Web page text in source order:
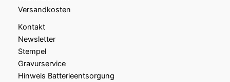
Versandkosten
Kontakt
Newsletter
Stempel
Gravurservice
Hinweis Batterieentsorgung